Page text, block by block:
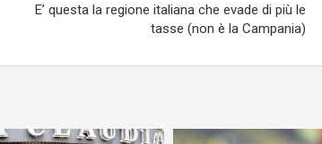
E’ questa la regione italiana che evade di più le
tasse (non è la Campania)